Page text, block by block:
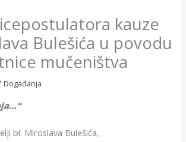
kauze
Bulešića u povodu
mučeništva
Događanja
bl. Miroslava Bulešića,